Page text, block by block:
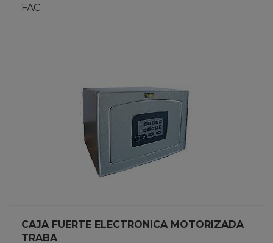
FAC
CAJA FUERTE ELECTRONICA MOTORIZADA
TRABA